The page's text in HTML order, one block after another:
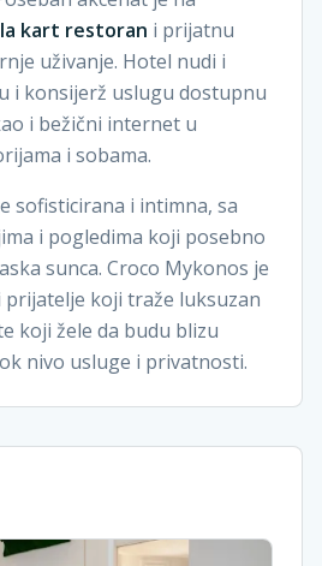
kart restoran i prijatnu
uživanje. Hotel nudi i
i konsijerž uslugu dostupnu
i bežični internet u
i sobama.
sofisticirana i intimna, sa
i pogledima koji posebno
sunca. Croco Mykonos je
prijatelje koji traže luksuzan
koji žele da budu blizu
nivo usluge i privatnosti.